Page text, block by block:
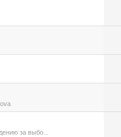
за выбо...